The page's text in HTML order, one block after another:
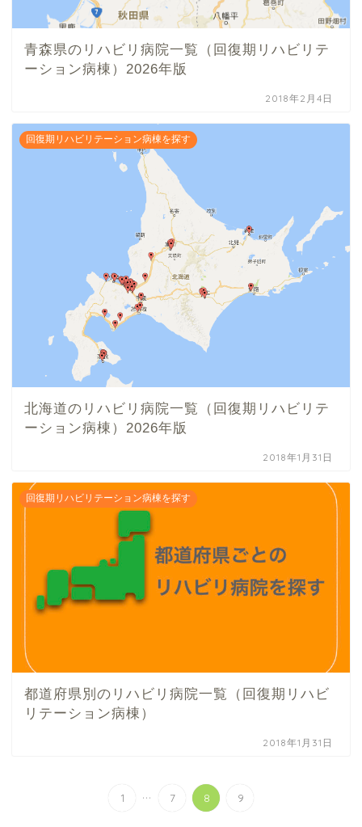
青森県のリハビリ病院一覧（回復期リハビリテ
ーション病棟）2026年版
2018年2月4日
回復期リハビリテーション病棟を探す
北海道のリハビリ病院一覧（回復期リハビリテ
ーション病棟）2026年版
2018年1月31日
回復期リハビリテーション病棟を探す
都道府県別のリハビリ病院一覧（回復期リハビ
リテーション病棟）
2018年1月31日
1 ... 7 8 9